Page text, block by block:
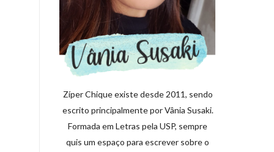
Zíper Chique existe desde 2011, sendo
escrito principalmente por Vânia Susaki.
Formada em Letras pela USP, sempre
quis um espaço para escrever sobre o